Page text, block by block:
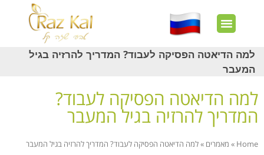
למה הדיאטה הפסיקה לעבוד? המדריך להרזיה בגיל
המעבר
למה הדיאטה הפסיקה לעבוד?
המדריך להרזיה בגיל המעבר
Home
» מאמרים »למה הדיאטה הפסיקה לעבוד? המדריך להרזיה בגיל המעבר